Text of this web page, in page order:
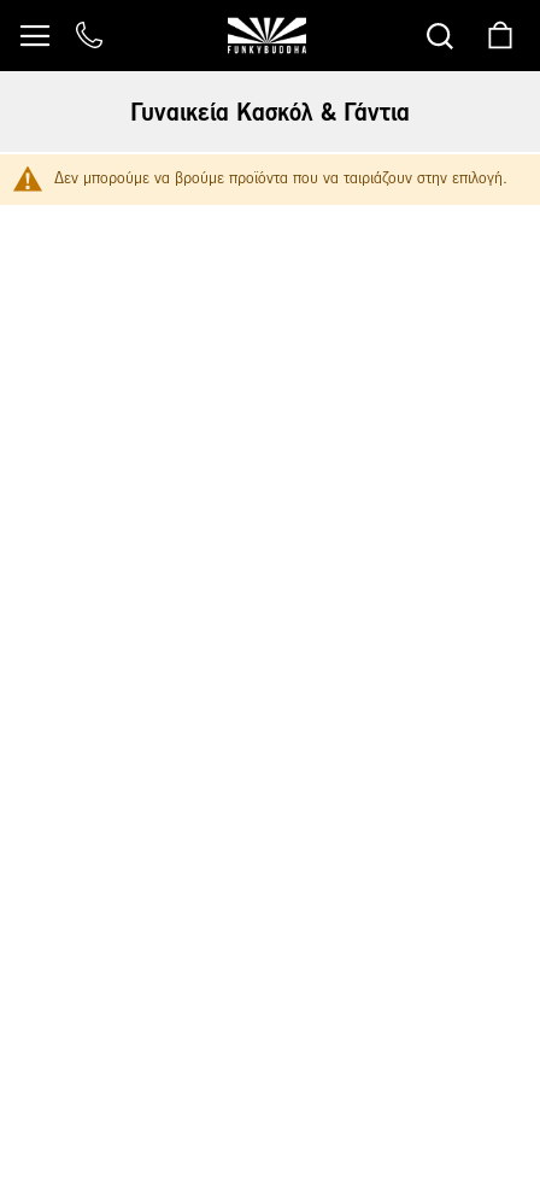
στο
Δεν μπορούμε να βρούμε προϊόντα που να ταιριάζουν στην επιλογή.
Γυναικεία Κασκόλ & Γάντια